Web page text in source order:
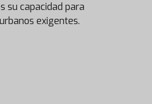
su capacidad para
exigentes.